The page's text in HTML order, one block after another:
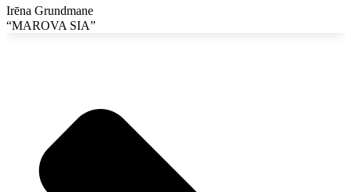
Irēna Grundmane
“MAROVA SIA”